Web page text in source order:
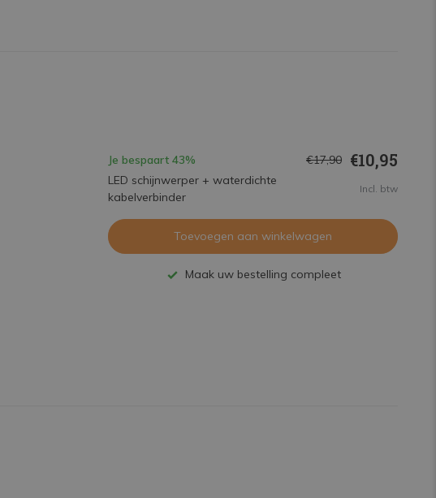
Je bespaart 43% €17,90 €10,95
LED schijnwerper + waterdichte
kabelverbinder
Incl. btw
Toevoegen aan winkelwagen
Maak uw bestelling compleet